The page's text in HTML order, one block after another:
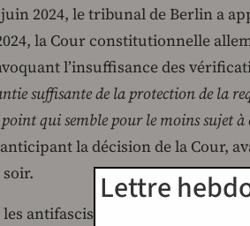
2024, le tribunal de Berlin a
la Cour constitutionnelle
l’insuffisance des
suffisante de la protection de la
qui semble pour le moins sujet
la décision de la Cour,
antifascistes allemand·es qui
Lettre